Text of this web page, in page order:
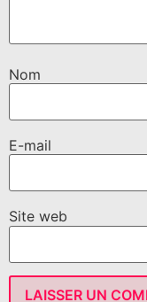
Nom
E-mail
Site web